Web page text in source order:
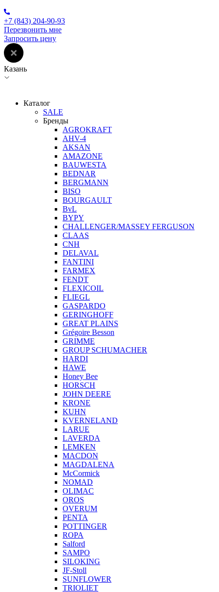
+7 (843) 204-90-93
Перезвонить мне
Запросить цену
Казань
Каталог
SALE
Бренды
AGROKRAFT
AHV-4
AKSAN
AMAZONE
BAUWESTA
BEDNAR
BERGMANN
BISO
BOURGAULT
BvL
BYPY
CHALLENGER/MASSEY FERGUSON
CLAAS
CNH
DELAVAL
FANTINI
FARMEX
FENDT
FLEXICOIL
FLIEGL
GASPARDO
GERINGHOFF
GREAT PLAINS
Grégoire Besson
GRIMME
GROUP SCHUMACHER
HARDI
HAWE
Honey Bee
HORSCH
JOHN DEERE
KRONE
KUHN
KVERNELAND
LARUE
LAVERDA
LEMKEN
MACDON
MAGDALENA
McCormick
NOMAD
OLIMAC
OROS
OVERUM
PENTA
POTTINGER
ROPA
Salford
SAMPO
SILOKING
JF-Stoll
SUNFLOWER
TRIOLIET